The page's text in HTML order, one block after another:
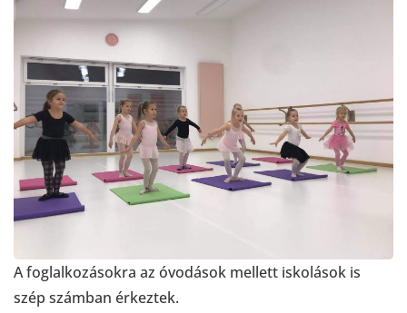
A foglalkozásokra az óvodások mellett iskolások is
szép számban érkeztek.